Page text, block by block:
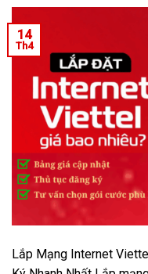
14
Th4
Lắp Mạng Internet